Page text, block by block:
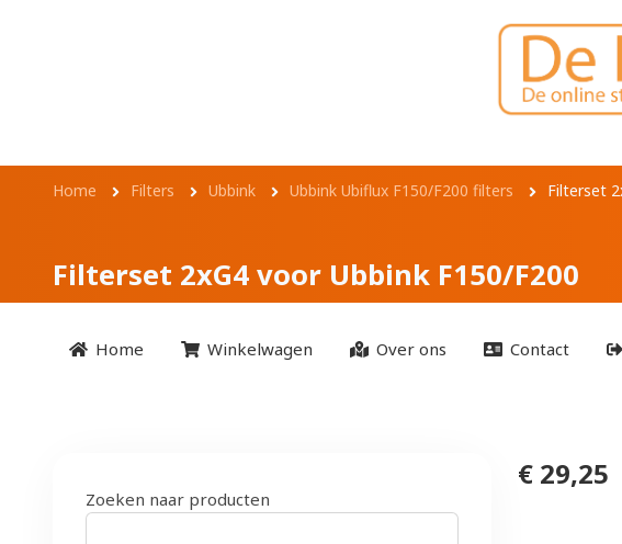
Filterset 2xG4 voor
Kruimelpad
Home Filters Ubbink Ubbink Ubiflux F150/F200 filters Filterset
Filterset 2xG4 voor Ubbink F150/F200
Home Winkelwagen Over ons Contact
€ 29,25
Zoeken naar producten